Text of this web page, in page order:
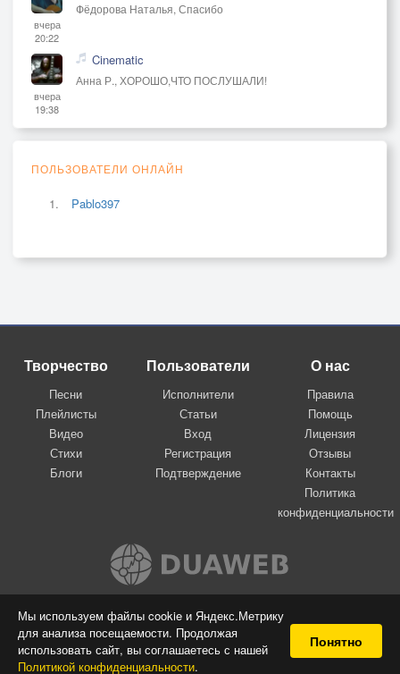
Мы используем файлы cookie и Яндекс.Метрику
для анализа посещаемости. Продолжая
использовать сайт, вы соглашаетесь с нашей
Политикой конфиденциальности.
Понятно
вчера
20:22
Фёдорова Наталья, Спасибо
вчера
19:38
Cinematic
Анна Р., ХОРОШО,ЧТО ПОСЛУШАЛИ!
ПОЛЬЗОВАТЕЛИ ОНЛАЙН
Pablo397
Творчество
Песни
Плейлисты
Видео
Стихи
Блоги
Пользователи
Исполнители
Статьи
Вход
Регистрация
Подтверждение
О нас
Правила
Помощь
Лицензия
Отзывы
Контакты
Политика
конфиденциальности
Вконтакте
© 2009-2026 Я-пою
Музыкальный сайт самовыражения